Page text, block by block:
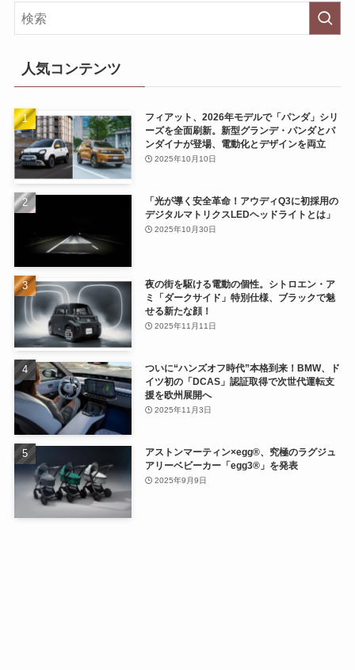
人気コンテンツ
フィアット、2026年モデルで「パンダ」シリ
ーズを全面刷新。新型グランデ・パンダとパ
ンダイナが登場、電動化とデザインを両立
2025年10月10日
「光が導く安全革命！アウディQ3に初採用の
デジタルマトリクスLEDヘッドライトとは」
2025年10月30日
夜の街を駆ける電動の個性。シトロエン・ア
ミ「ダークサイド」特別仕様、ブラックで魅
せる新たな顔！
2025年11月11日
ついに“ハンズオフ時代”本格到来！BMW、ド
イツ初の「DCAS」認証取得で次世代運転支
援を欧州展開へ
2025年11月3日
アストンマーティン×egg®、究極のラグジュ
アリーベビーカー「egg3®」を発表
2025年9月9日